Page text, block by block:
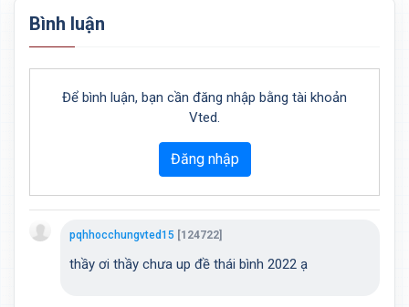
Bình luận
Để bình luận, bạn cần đăng nhập bằng tài khoản
Vted.
Đăng nhập
pqhhocchungvted15 [124722]
thầy ơi thầy chưa up đề thái bình 2022 ạ